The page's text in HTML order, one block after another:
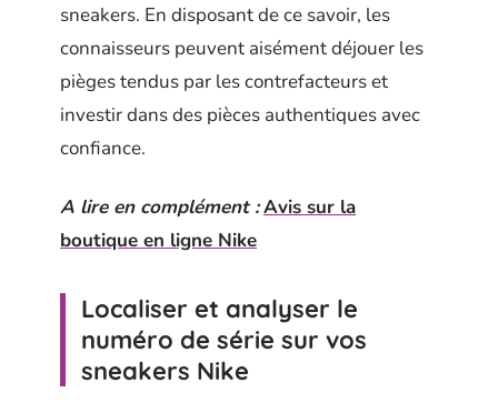
sneakers. En disposant de ce savoir, les
connaisseurs peuvent aisément déjouer les
pièges tendus par les contrefacteurs et
investir dans des pièces authentiques avec
confiance.
A lire en complément :Avis sur la
boutique en ligne Nike
Localiser et analyser le
numéro de série sur vos
sneakers Nike